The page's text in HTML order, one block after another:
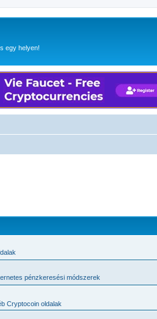
egy helyen!
pénzkeresési módszerek
Cryptocoin oldalak